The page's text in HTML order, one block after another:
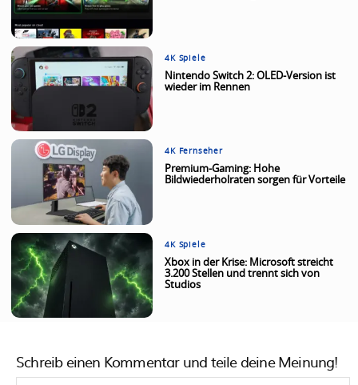
4K Spiele
Nintendo Switch 2: OLED-Version ist
wieder im Rennen
4K Fernseher
Premium-Gaming: Hohe
Bildwiederholraten sorgen für Vorteile
4K Spiele
Xbox in der Krise: Microsoft streicht
3.200 Stellen und trennt sich von
Studios
Schreib einen Kommentar und teile deine Meinung!